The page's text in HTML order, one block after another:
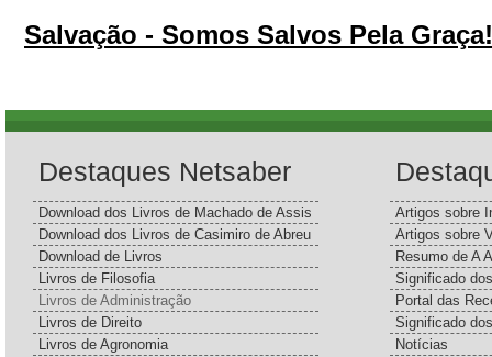
Salvação - Somos Salvos Pela Graça!
Destaques Netsaber
Download dos Livros de Machado de Assis
Download dos Livros de Casimiro de Abreu
Download de Livros
Livros de Filosofia
Livros de Administração
Livros de Direito
Livros de Agronomia
Artigos sobre
Artigos sobre
Resumo de A
Significado
Portal das
Significado
Notícias